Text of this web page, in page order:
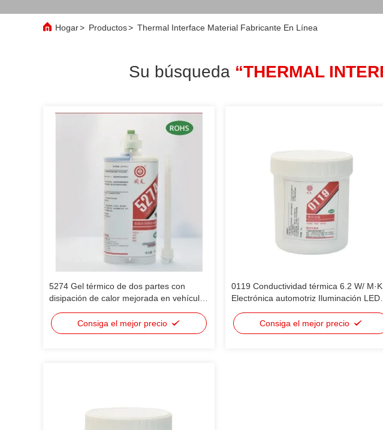
Hogar> Productos> Thermal Interface Material Fabricante En Línea
Su búsqueda “THERMAL
5274 Gel térmico de dos partes con
disipación de calor mejorada en vehículos
interfaz térmica
Consiga el mejor precio
0119 Conductividad térmica 6.2 W/ M·K
Electrónica automotriz Iluminación LED
tamaño módulos de teléfonos
Consiga el mejor precio